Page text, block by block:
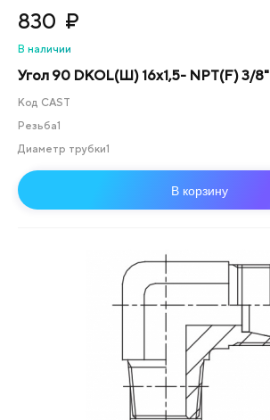
830 ₽
В наличии
Угол 90 DKOL(Ш) 16x1,5- NPT(F) 3/8"
Код CAST
Резьба1
Диаметр трубки1
В корзину